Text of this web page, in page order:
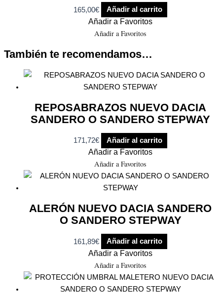
165,00€ Añadir al carrito
Añadir a Favoritos
Añadir a Favoritos
También te recomendamos…
REPOSABRAZOS NUEVO DACIA
SANDERO O SANDERO STEPWAY
171,72€ Añadir al carrito
Añadir a Favoritos
Añadir a Favoritos
ALERÓN NUEVO DACIA SANDERO
O SANDERO STEPWAY
161,89€ Añadir al carrito
Añadir a Favoritos
Añadir a Favoritos